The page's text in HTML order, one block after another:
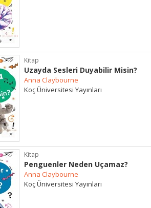
Kitap
Uzayda Sesleri Duyabilir Misin?
Anna Claybourne
Koç Üniversitesi Yayınları
Kitap
Penguenler Neden Uçamaz?
Anna Claybourne
Koç Üniversitesi Yayınları